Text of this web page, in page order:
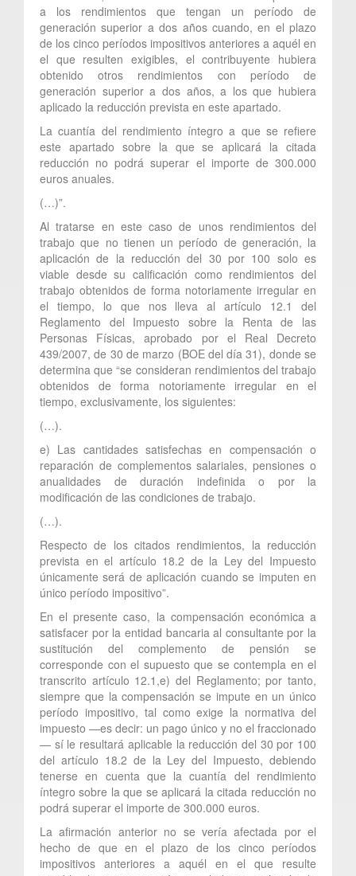
a los rendimientos que tengan un período de
generación superior a dos años cuando, en el plazo
de los cinco períodos impositivos anteriores a aquél en
el que resulten exigibles, el contribuyente hubiera
obtenido otros rendimientos con período de
generación superior a dos años, a los que hubiera
aplicado la reducción prevista en este apartado.
La cuantía del rendimiento íntegro a que se refiere
este apartado sobre la que se aplicará la citada
reducción no podrá superar el importe de 300.000
euros anuales.
(…)”.
Al tratarse en este caso de unos rendimientos del
trabajo que no tienen un período de generación, la
aplicación de la reducción del 30 por 100 solo es
viable desde su calificación como rendimientos del
trabajo obtenidos de forma notoriamente irregular en
el tiempo, lo que nos lleva al artículo 12.1 del
Reglamento del Impuesto sobre la Renta de las
Personas Físicas, aprobado por el Real Decreto
439/2007, de 30 de marzo (BOE del día 31), donde se
determina que “se consideran rendimientos del trabajo
obtenidos de forma notoriamente irregular en el
tiempo, exclusivamente, los siguientes:
(…).
e) Las cantidades satisfechas en compensación o
reparación de complementos salariales, pensiones o
anualidades de duración indefinida o por la
modificación de las condiciones de trabajo.
(…).
Respecto de los citados rendimientos, la reducción
prevista en el artículo 18.2 de la Ley del Impuesto
únicamente será de aplicación cuando se imputen en
único período impositivo”.
En el presente caso, la compensación económica a
satisfacer por la entidad bancaria al consultante por la
sustitución del complemento de pensión se
corresponde con el supuesto que se contempla en el
transcrito artículo 12.1,e) del Reglamento; por tanto,
siempre que la compensación se impute en un único
período impositivo, tal como exige la normativa del
impuesto —es decir: un pago único y no el fraccionado
— sí le resultará aplicable la reducción del 30 por 100
del artículo 18.2 de la Ley del Impuesto, debiendo
tenerse en cuenta que la cuantía del rendimiento
íntegro sobre la que se aplicará la citada reducción no
podrá superar el importe de 300.000 euros.
La afirmación anterior no se vería afectada por el
hecho de que en el plazo de los cinco períodos
impositivos anteriores a aquél en el que resulte